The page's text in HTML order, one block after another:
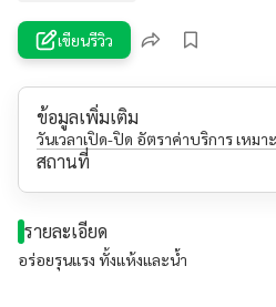
เขียนรีวิว
ข้อมูลเพิ่มเติม
วันเวลาเปิด-ปิด อัตราค่าบริการ เหม
สถานที่
รายละเอียด
อร่อยรุนแรง ทั้งแห้งและน้ำ